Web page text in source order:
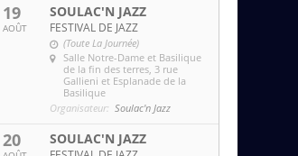
19
AOÛT
SOULAC'N JAZZ
FESTIVAL DE JAZZ
(Toute La Journée)
Salle Notre-Dame et Basilique
de la fin des terres , 3 rue
Gallieni et Esplanade de la
Basilique
Organisateur: Soulac'n Jazz
20 SOULAC'N JAZZ